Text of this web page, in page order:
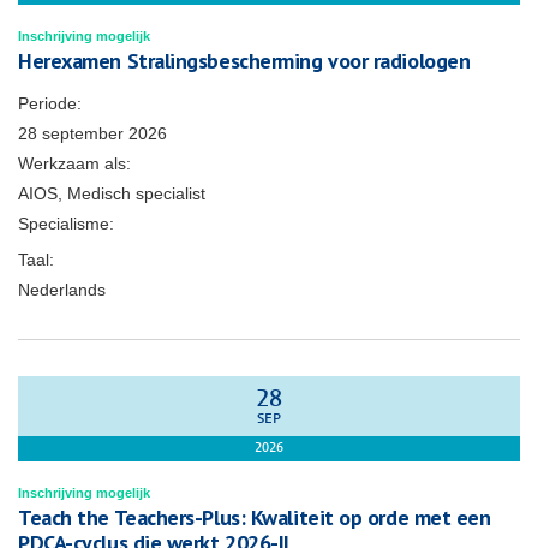
Inschrijving mogelijk
Herexamen Stralingsbescherming voor radiologen
Periode:
28 september 2026
Werkzaam als:
AIOS, Medisch specialist
Specialisme:
Taal:
Nederlands
28
SEP
2026
Inschrijving mogelijk
Teach the Teachers-Plus: Kwaliteit op orde met een